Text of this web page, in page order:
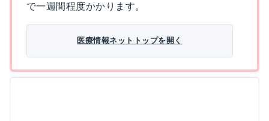
で一週間程度かかります。
医療情報ネットトップを開く